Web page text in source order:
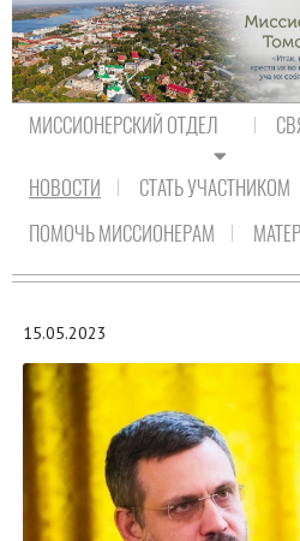
МИССИОНЕРСКИЙ ОТДЕЛ
НОВОСТИ
СТАТЬ УЧАСТНИКОМ
ПОМОЧЬ МИССИОНЕРАМ
АКТУАЛЬНАЯ АНАЛИТИКА
15.05.2023